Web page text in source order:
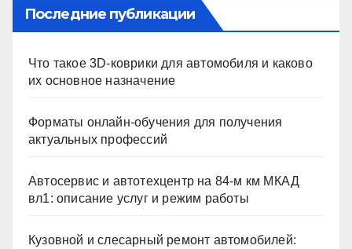
Последние публикации
Что такое 3D-коврики для автомобиля и каково
их основное назначение
Форматы онлайн-обучения для получения
актуальных профессий
Автосервис и автотехцентр на 84-м км МКАД
вл1: описание услуг и режим работы
Кузовной и слесарный ремонт автомобилей: